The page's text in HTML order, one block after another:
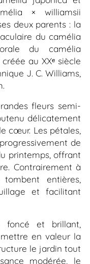
× williamsii
deux parents : la
du camélia
du camélia
au XXᵉ siècle
J. C. Williams,
fleurs semi-
délicatement
cœur. Les pétales,
de
printemps, offrant
Contrairement à
entières,
et facilitant
foncé et brillant,
en valeur la
le jardin tout
modérée, le